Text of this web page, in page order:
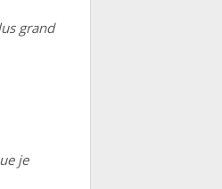
grand
je